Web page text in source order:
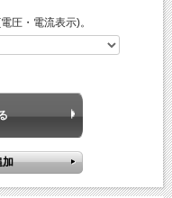
圧・電流表示)。